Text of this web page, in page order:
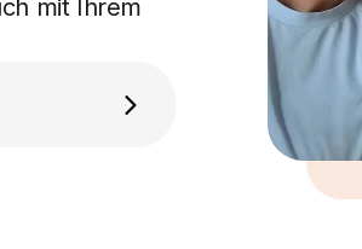
mit Ihrem